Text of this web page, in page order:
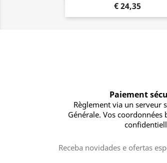
€ 24,35
Paiement
Règlement via un serveur
Générale. Vos coordonnées
confidentiell
Receba novidades e ofertas